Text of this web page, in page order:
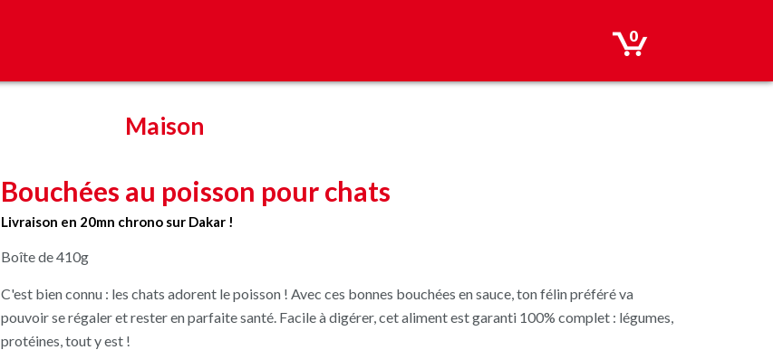
0
Maison
Bouchées au poisson pour chats
Livraison en 20mn chrono sur Dakar !
Boîte de 410g
C'est bien connu : les chats adorent le poisson ! Avec ces bonnes bouchées en sauce, ton félin préféré va
pouvoir se régaler et rester en parfaite santé. Facile à digérer, cet aliment est garanti 100% complet : légumes,
protéines, tout y est !